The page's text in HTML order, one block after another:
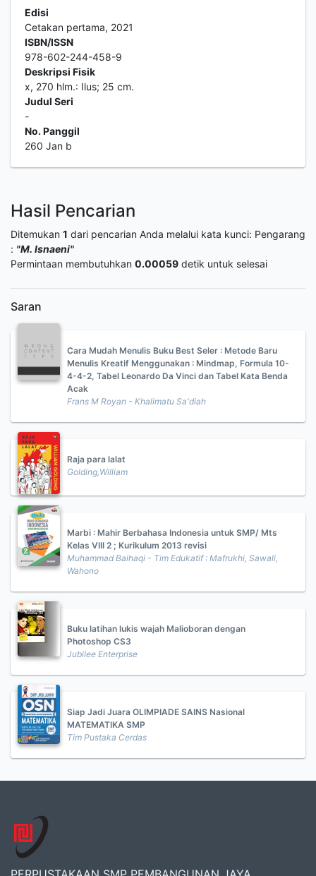
Edisi
Cetakan pertama, 2021
ISBN/ISSN
978-602-244-458-9
Deskripsi Fisik
x, 270 hlm.: Ilus; 25 cm.
Judul Seri
-
No. Panggil
260 Jan b
Hasil Pencarian
Ditemukan 1 dari pencarian Anda melalui kata kunci: Pengarang
: "M. Isnaeni"
Permintaan membutuhkan 0.00059 detik untuk selesai
Saran
Cara Mudah Menulis Buku Best Seler : Metode Baru
Menulis Kreatif Menggunakan : Mindmap, Formula 10-
4-4-2, Tabel Leonardo Da Vinci dan Tabel Kata Benda
Acak
Frans M Royan - Khalimatu Sa'diah
Raja para lalat
Golding,William
Marbi : Mahir Berbahasa Indonesia untuk SMP/ Mts
Kelas VIII 2 ; Kurikulum 2013 revisi
Muhammad Baihaqi - Tim Edukatif : Mafrukhi, Sawali,
Wahono
Buku latihan lukis wajah Malioboran dengan
Photoshop CS3
Jubilee Enterprise
Siap Jadi Juara OLIMPIADE SAINS Nasional
MATEMATIKA SMP
Tim Pustaka Cerdas